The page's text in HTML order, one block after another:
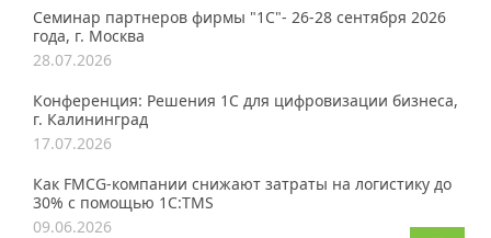
Семинар партнеров фирмы "1С"- 26-28 сентября 2026
года, г. Москва
28.07.2026
Конференция: Решения 1С для цифровизации бизнеса,
г. Калининград
17.07.2026
Как FMCG-компании снижают затраты на логистику до
30% с помощью 1С:TMS
09.06.2026